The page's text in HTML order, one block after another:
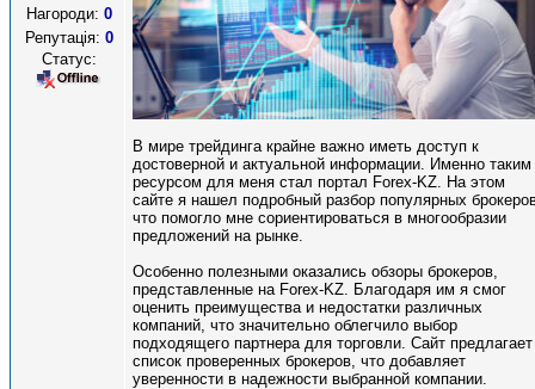
Нагороди: 0
Репутація: 0
Статус:
В мире трейдинга крайне важно иметь доступ к
достоверной и актуальной информации. Именно таким
ресурсом для меня стал портал Forex-KZ. На этом
сайте я нашел подробный разбор популярных
что помогло мне сориентироваться в многообразии
предложений на рынке.
Особенно полезными оказались обзоры брокеров,
представленные на Forex-KZ. Благодаря им я смог
оценить преимущества и недостатки различных
компаний, что значительно облегчило выбор
подходящего партнера для торговли. Сайт предлагает
список проверенных брокеров, что добавляет
уверенности в надежности выбранной компании.